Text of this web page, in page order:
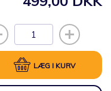
LÆG I KURV